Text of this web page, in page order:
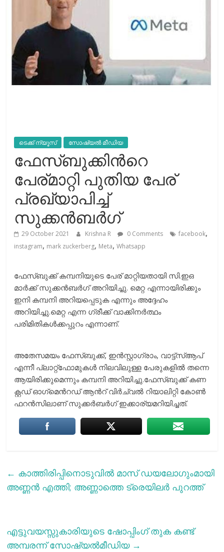
ടെക്ക് ന്യൂസ് സോഷ്യല്‍ മീഡിയ
ഫേസ്ബുക്കിന്‍റെ
പേര്മാറ്റി പുതിയ പേര്
പ്രഖ്യാപിച്ച്
സുക്കന്‍ബര്‍ഗ്
29 October 2021 Krishna R 0 Comments facebook,
instagram, mark zuckerberg, Meta,Whatsapp
ഫേസ്ബുക്ക് കമ്പനിയുടെ പേര് മാറ്റിയതായി സി.ഇഒ
മാര്‍ക്ക് സുക്കന്‍ബര്‍ഗ് അറിയിച്ചു. മെറ്റ എന്നായിരിക്കും
ഇനി കമ്പനി അറിയപ്പെടുക എന്നും അദ്ദേഹം
അറിയിച്ചു.മെറ്റ എന്ന ഗ്രീക്ക് വാക്കിനർത്ഥം
പരിമിതികൾക്കപ്പുറം എന്നാണ്.
അതേസമയം ഫേസ്ബുക്ക്, ഇൻസ്റ്റാഗ്രാം, വാട്ട്സ്ആപ്
എന്നീ പ്ലാറ്റ്ഫോമുകൾ നിലവിലുള്ള പേരുകളിൽ തന്നെ
ആയിരിക്കുമെന്നും കമ്പനി അറിയിച്ചു.ഫേ​സ്ബു​ക്ക് ക​ണ​
ക്റ്റ​ഡ് ഓ​ഗ്‌​മെ​ന്‍റ​ഡ് ആ​ന്‍റ് വി​ര്‍​ച്വ​ല്‍ റി​യാ​ലി​റ്റി കോ​ണ്‍​
ഫ​റ​ന്‍​സി​ലാ​ണ് സുക്കർബർഗ് ഇക്കാര്യമറിയിച്ചത്.
← കാത്തിരിപ്പിനൊടുവില്‍ മാസ് ഡയലോഗുംമായി
അണ്ണന്‍ എത്തി; അണ്ണാത്തെ ട്രെയിലര്‍ പുറത്ത്
എട്ടുവയസ്സുകാരിയുടെ ഷോപ്പിംഗ് തുക കണ്ട്
അമ്പരന്ന് സോഷ്യല്‍മീഡിയ →